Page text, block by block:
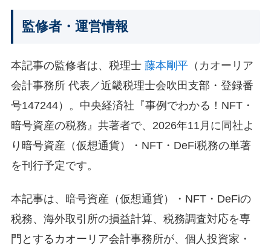
監修者・運営情報
本記事の監修者は、税理士 藤本剛平（カオーリア
会計事務所 代表／近畿税理士会吹田支部・登録番
号147244）。中央経済社『事例でわかる！NFT・
暗号資産の税務』共著者で、2026年11月に同社よ
り暗号資産（仮想通貨）・NFT・DeFi税務の単著
を刊行予定です。
本記事は、暗号資産（仮想通貨）・NFT・DeFiの
税務、海外取引所の損益計算、税務調査対応を専
門とするカオーリア会計事務所が、個人投資家・